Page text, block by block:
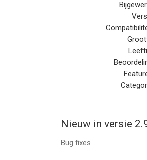
Nieuw in versie
Bug fixes